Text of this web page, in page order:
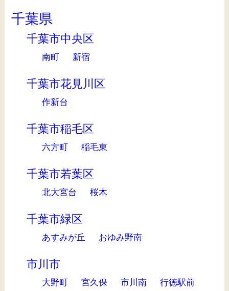
千葉県
千葉市中央区
南町 新宿
千葉市花見川区
作新台
千葉市稲毛区
六方町 稲毛東
千葉市若葉区
北大宮台 桜木
千葉市緑区
あすみが丘 おゆみ野南
市川市
大野町 宮久保 市川南 行徳駅前